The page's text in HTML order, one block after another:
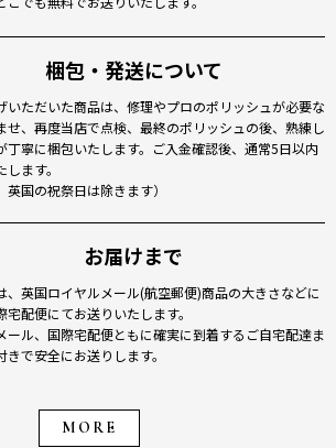
梱包・発送について
いただいた商品は、修理やプロのポリッシュが必要な
せ、再度当店で点検、最終のポリッシュの後、熟練し
丁寧に梱包いたします。ご入金確認後、通常5日以内
ます。
英国の祝祭日は除きます）
お届けまで
、英国ロイヤルメール(航空郵便)商品の大きさなどに
宅配便にてお送りいたします。
ール、国際宅配便ともに確実に到着するご自宅配達ま
きで安全にお送りします。
MORE